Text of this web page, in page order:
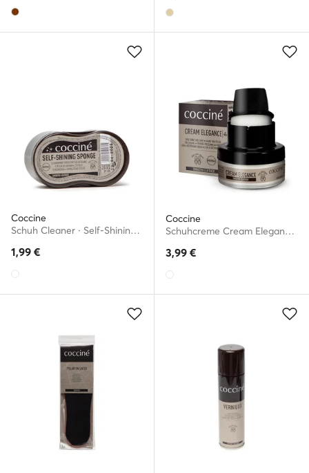
Coccine
Schuh Cleaner · Self-Shining Sponge 55/03/02/01/A/v3
1,99 €
Coccine
Schuhcreme Cream Elegance 55/26/50/01/A/A7
3,99 €